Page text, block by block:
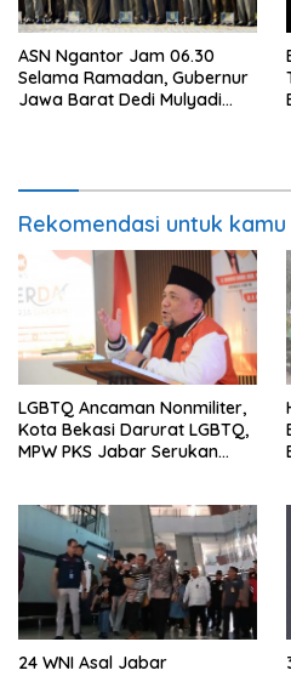
ASN Ngantor Jam 06.30
Selama Ramadan, Gubernur
Jawa Barat Dedi Mulyadi
Rekomendasi untuk kamu
LGBTQ Ancaman Nonmiliter,
Kota Bekasi Darurat LGBTQ,
MPW PKS Jabar Serukan
24 WNI Asal Jabar